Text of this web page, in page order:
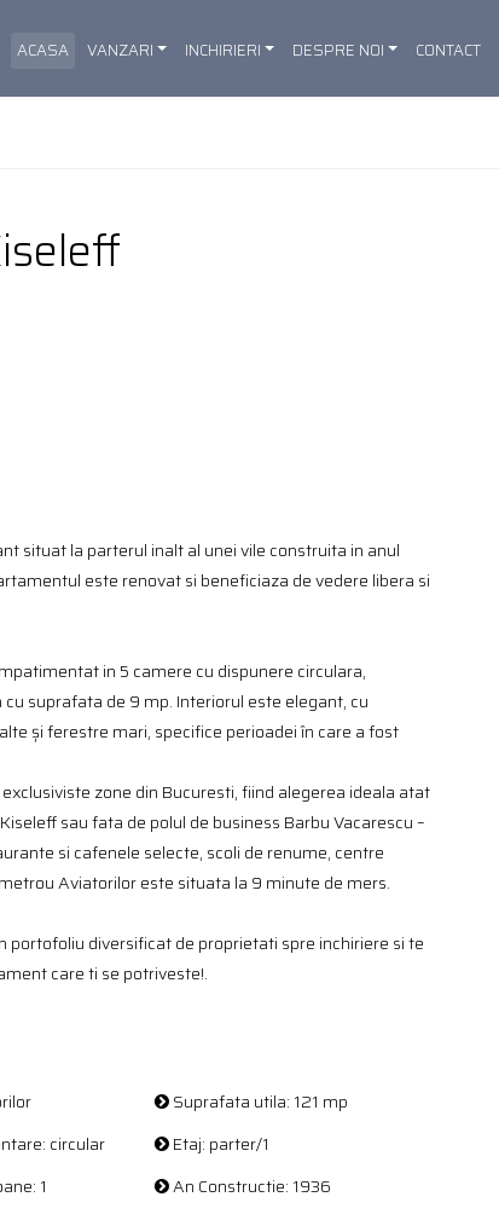
ACASA VANZARI INCHIRIERI DESPRE NOI CONTACT
situat la parterul inalt al unei vile construita in anul
este renovat si beneficiaza de vedere libera si
in 5 camere cu dispunere circulara,
suprafata de 9 mp. Interiorul este elegant, cu
și ferestre mari, specifice perioadei în care a fost
zone din Bucuresti, fiind alegerea ideala atat
sau fata de polul de business Barbu Vacarescu –
si cafenele selecte, scoli de renume, centre
Aviatorilor este situata la 9 minute de mers.
portofoliu diversificat de proprietati spre inchiriere si te
care ti se potriveste!.
Suprafata utila: 121 mp
circular
Etaj: parter/1
1 An Constructie: 1936